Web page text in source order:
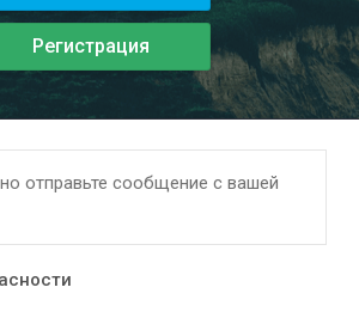
Регистрация
отправьте сообщение с вашей